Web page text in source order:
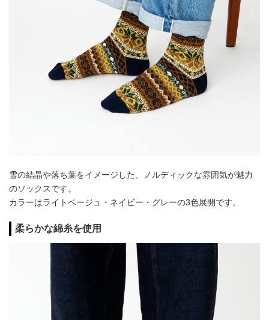
雪の結晶や落ち葉をイメージした、ノルディックな雰囲気が魅力
のソックスです。
カラーはライトベージュ・ネイビー・グレーの3色展開です。
柔らかな綿糸を使用